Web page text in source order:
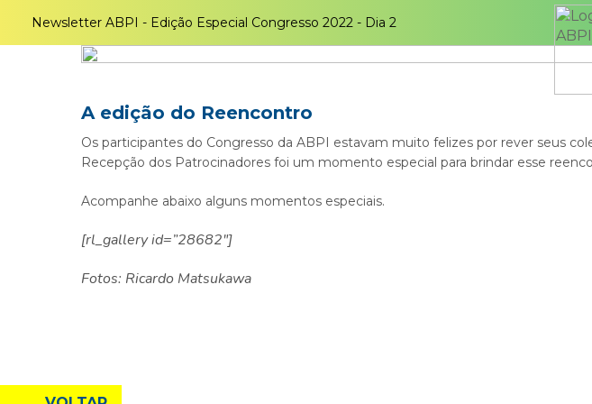
Newsletter ABPI - Edição Especial Congresso 2022 - Dia 2
A edição do Reencontro
Os participantes do Congresso da ABPI estavam muito felizes por rever seus
Recepção dos Patrocinadores foi um momento especial para brindar esse
Acompanhe abaixo alguns momentos especiais.
[rl_gallery id=”28682″]
Fotos: Ricardo Matsukawa